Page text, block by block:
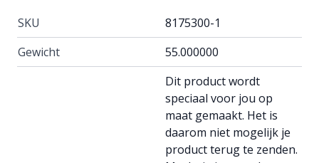
SKU
8175300-1
Gewicht
55.000000
Dit product wordt
speciaal voor jou op
maat gemaakt. Het is
daarom niet mogelijk je
product terug te zenden.